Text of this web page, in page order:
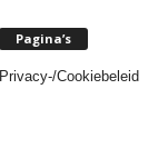
Pagina’s
Privacy-/Cookiebeleid